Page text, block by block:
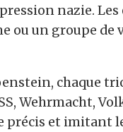
nazie.
ou un groupe de
chaque
Wehrmacht,
précis et imitant